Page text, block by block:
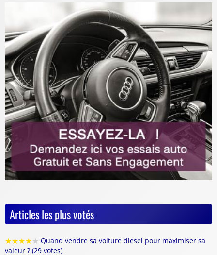
Articles les plus votés
★★★★★ Quand vendre sa voiture diesel pour maximiser sa
valeur ? (29 votes)